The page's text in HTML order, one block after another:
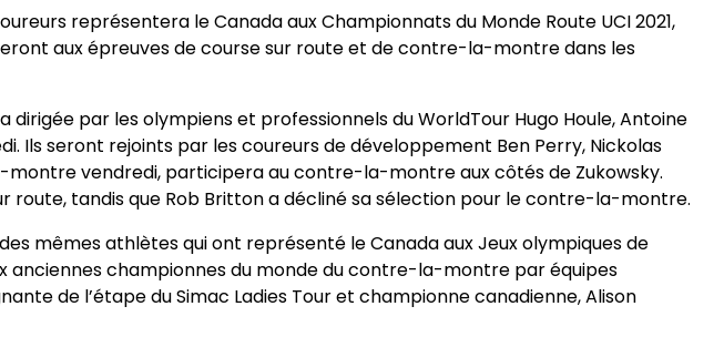
représentera le Canada aux Championnats du Monde Route UCI 2021,
aux épreuves de course sur route et de contre-la-montre dans les
dirigée par les olympiens et professionnels du WorldTour Hugo Houle, Antoine
Ils seront rejoints par les coureurs de développement Ben Perry, Nickolas
vendredi, participera au contre-la-montre aux côtés de Zukowsky.
route, tandis que Rob Britton a décliné sa sélection pour le contre-la-montre.
mêmes athlètes qui ont représenté le Canada aux Jeux olympiques de
anciennes championnes du monde du contre-la-montre par équipes
de l’étape du Simac Ladies Tour et championne canadienne, Alison